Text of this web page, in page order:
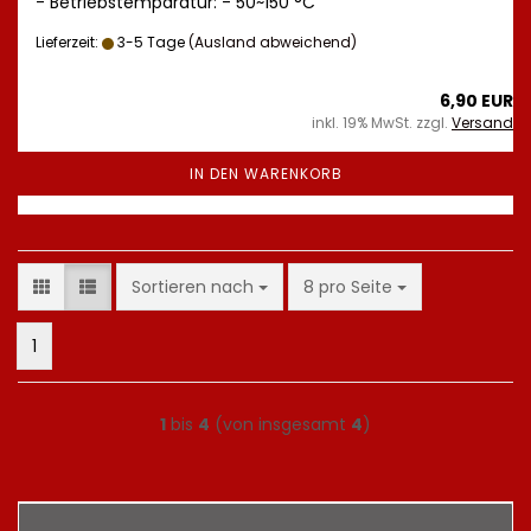
Lieferzeit: 3-5 Tage(Ausland abweichend)
6,90 EUR
inkl. 19% MwSt. zzgl. Versand
IN DEN WARENKORB
Sortieren nach
Sortieren nach 8 pro Seite
pro Seite
1
1 bis 4 (von insgesamt 4)